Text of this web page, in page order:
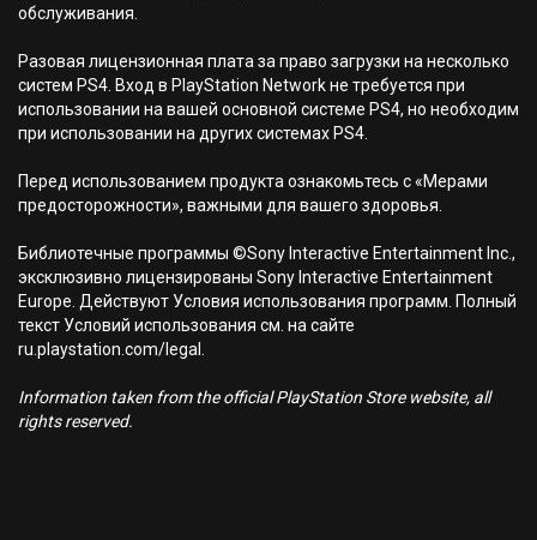
обслуживания.
Разовая лицензионная плата за право загрузки на несколько
систем PS4. Вход в PlayStation Network не требуется при
использовании на вашей основной системе PS4, но необходим
при использовании на других системах PS4.
Перед использованием продукта ознакомьтесь с «Мерами
предосторожности», важными для вашего здоровья.
Библиотечные программы ©Sony Interactive Entertainment Inc.,
эксклюзивно лицензированы Sony Interactive Entertainment
Europe. Действуют Условия использования программ. Полный
текст Условий использования см. на сайте
ru.playstation.com/legal.
Information taken from the official PlayStation Store website, all
rights reserved.